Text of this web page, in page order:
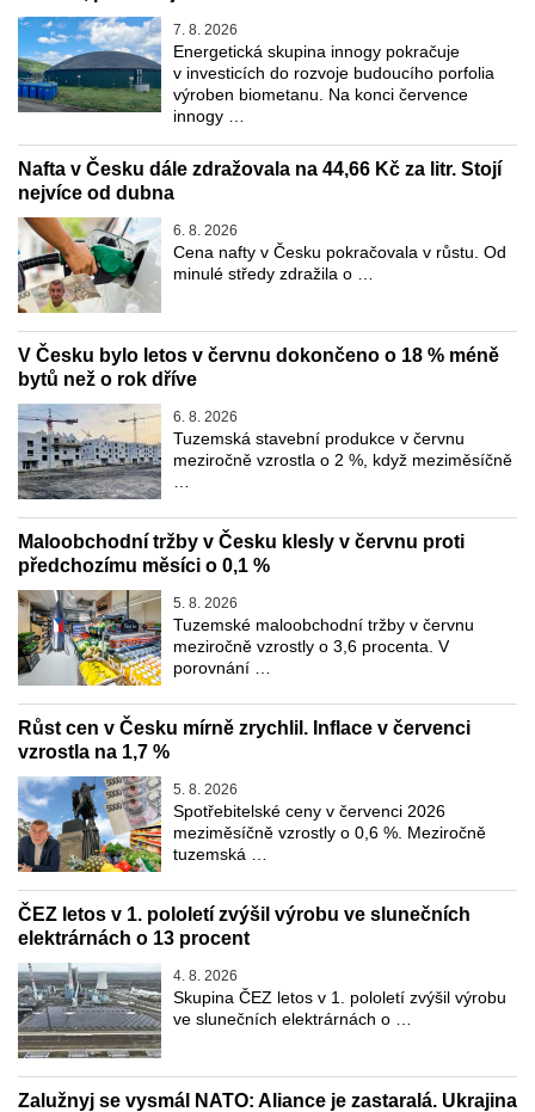
7. 8. 2026
Energetická skupina innogy pokračuje
v investicích do rozvoje budoucího porfolia
výroben biometanu. Na konci července
innogy …
Nafta v Česku dále zdražovala na 44,66 Kč za litr. Stojí
nejvíce od dubna
6. 8. 2026
Cena nafty v Česku pokračovala v růstu. Od
minulé středy zdražila o …
V Česku bylo letos v červnu dokončeno o 18 % méně
bytů než o rok dříve
6. 8. 2026
Tuzemská stavební produkce v červnu
meziročně vzrostla o 2 %, když meziměsíčně
Maloobchodní tržby v Česku klesly v červnu proti
předchozímu měsíci o 0,1 %
5. 8. 2026
Tuzemské maloobchodní tržby v červnu
meziročně vzrostly o 3,6 procenta. V
porovnání …
Růst cen v Česku mírně zrychlil. Inflace v červenci
vzrostla na 1,7 %
5. 8. 2026
Spotřebitelské ceny v červenci 2026
meziměsíčně vzrostly o 0,6 %. Meziročně
tuzemská …
ČEZ letos v 1. pololetí zvýšil výrobu ve slunečních
elektrárnách o 13 procent
4. 8. 2026
Skupina ČEZ letos v 1. pololetí zvýšil výrobu
ve slunečních elektrárnách o …
Zalužnyj se vysmál NATO: Aliance je zastaralá. Ukrajina